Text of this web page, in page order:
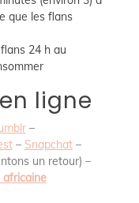
que les flans
24 h au
ligne
–
– Snapchat–
un retour) –
africaine